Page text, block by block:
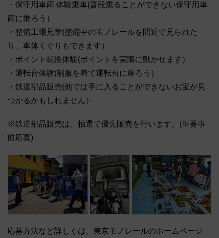
・保守用車両 体験乗車(普段乗ることができない保守用車
両に乗ろう）
・整備工場見学(整備中のモノレールを間近で見られた
り、車体くぐりもできます）
・ポイント転換体験(ポイントを実際に動かせます）
・運転台体験(制服を着て運転台に座ろう）
・鉄道部品販売(他では手に入ることができないお宝が見
つかるかもしれません）
※鉄道部品販売は、抽選で優先販売を行います。(※要事
前応募)
応募方法など詳しくは、東京モノレールのホームページ